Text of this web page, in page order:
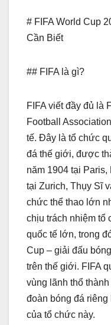
# FIFA World Cup
Cần Biết
## FIFA là gì?
FIFA viết đầy đủ là
Football
tế. Đây là tổ chức
đá thế giới, được
năm 1904 tại Paris,
tại Zurich, Thụy Sĩ
chức thể thao lớn
chịu trách nhiệm tổ
quốc tế lớn, trong
Cup – giải đấu
trên thế giới. FIFA
vùng lãnh thổ
đoàn bóng đá
của tổ chức này.